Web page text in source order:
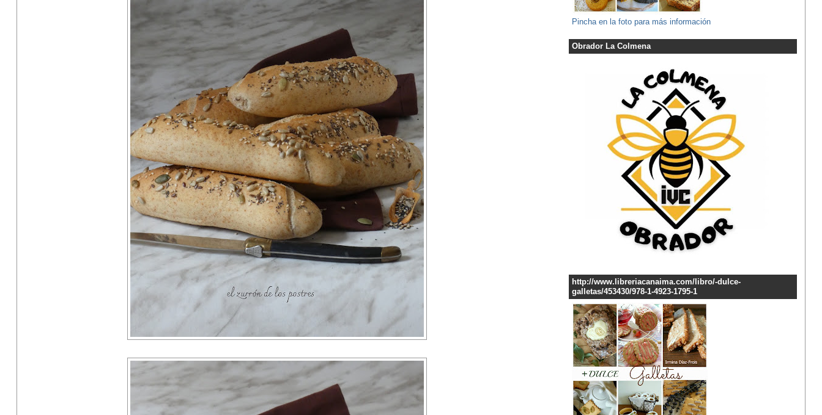
Pincha en la foto para más información
Obrador La Colmena
http://www.libreriacanaima.com/libro/-dulce-
galletas/453430/978-1-4923-1795-1